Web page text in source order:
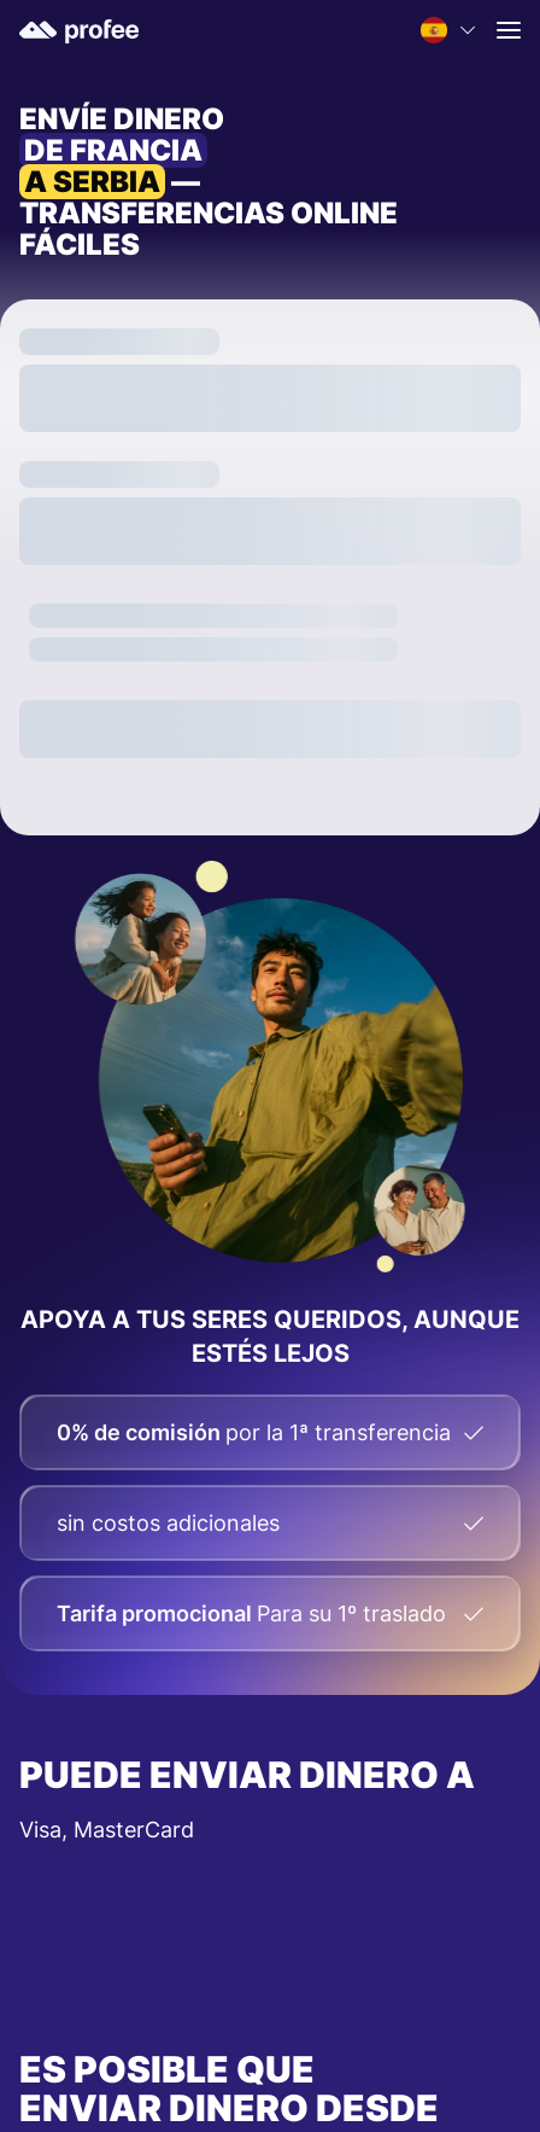
ENVÍE DINERO
DE FRANCIA
A SERBIA —
TRANSFERENCIAS ONLINE
FÁCILES
APOYA A TUS SERES QUERIDOS, AUNQUE
ESTÉS LEJOS
0% de comisión por la 1ª transferencia
sin costos adicionales
Tarifa promocional Para su 1º traslado
PUEDE ENVIAR DINERO A
Visa, MasterCard
ES POSIBLE QUE
ENVIAR DINERO DESDE